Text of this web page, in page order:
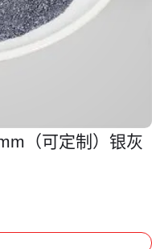
（可定制）银灰